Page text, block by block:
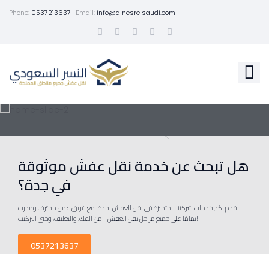
Phone: 0537213637 Email:info@alnesrelsaudi.com
هل تبحث عن خدمة نقل عفش موثوقة
في جدة؟
نقدم لكم خدمات شركتنا المتميزة في نقل العفش بجدة. مع فريق عمل محترف ومدرب
تمامًا على جميع مراحل نقل العفش - من الفك، والتغليف، وحتى التركيب!
0537213637